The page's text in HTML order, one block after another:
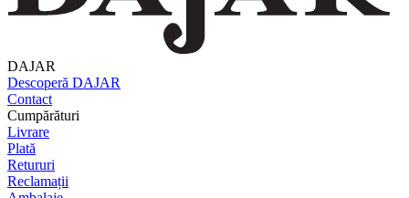
DAJAR
Descoperă DAJAR
Contact
Cumpărături
Livrare
Plată
Retururi
Reclamații